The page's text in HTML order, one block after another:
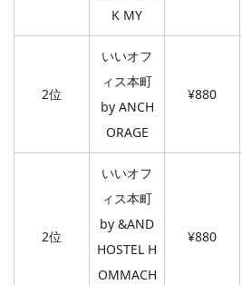
K MY
2位
いいオフ
ィス本町
by ANCH
ORAGE
¥880
2位
いいオフ
ィス本町
by &AND
HOSTEL H
OMMACH
¥880